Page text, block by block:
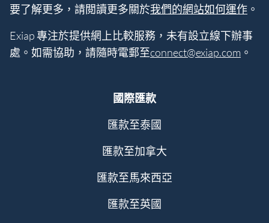
要了解更多，請閲讀更多關於我們的網站如何運作 。
Exiap 專注於提供網上比較服務，未有設立線下辦事
處。如需協助，請隨時電郵至connect@exiap.com 。
國際匯款
匯款至泰國
匯款至加拿大
匯款至馬來西亞
匯款至英國